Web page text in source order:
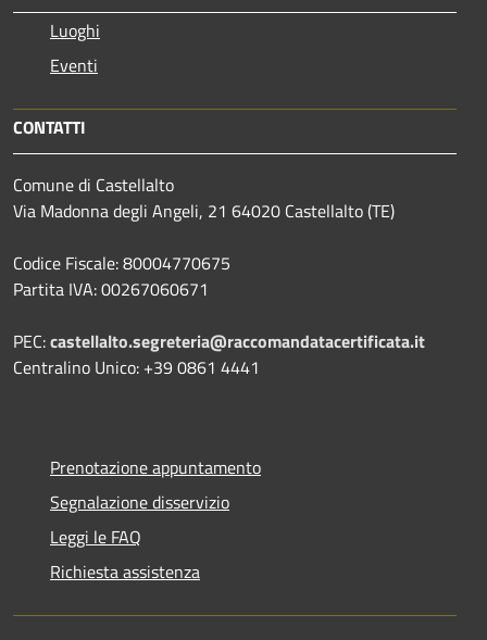
Luoghi
Eventi
CONTATTI
Comune di Castellalto
Via Madonna degli Angeli, 21 64020 Castellalto (TE)
Codice Fiscale: 80004770675
Partita IVA: 00267060671
PEC:castellalto.segreteria@raccomandatacertificata.it
Centralino Unico: +39 0861 4441
Prenotazione appuntamento
Segnalazione disservizio
Leggi le FAQ
Richiesta assistenza